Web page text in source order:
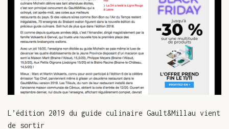
L’édition 2019 du guide culinaire Gault&Millau vient
de sortir